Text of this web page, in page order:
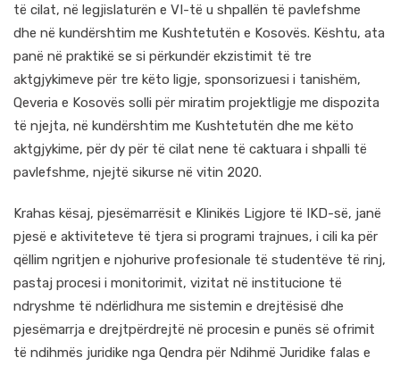
të cilat, në legjislaturën e VI-të u shpallën të pavlefshme
dhe në kundërshtim me Kushtetutën e Kosovës. Kështu, ata
panë në praktikë se si përkundër ekzistimit të tre
aktgjykimeve për tre këto ligje, sponsorizuesi i tanishëm,
Qeveria e Kosovës solli për miratim projektligje me dispozita
të njejta, në kundërshtim me Kushtetutën dhe me këto
aktgjykime, për dy për të cilat nene të caktuara i shpalli të
pavlefshme, njejtë sikurse në vitin 2020.
Krahas kësaj, pjesëmarrësit e Klinikës Ligjore të IKD-së, janë
pjesë e aktiviteteve të tjera si programi trajnues, i cili ka për
qëllim ngritjen e njohurive profesionale të studentëve të rinj,
pastaj procesi i monitorimit, vizitat në institucione të
ndryshme të ndërlidhura me sistemin e drejtësisë dhe
pjesëmarrja e drejtpërdrejtë në procesin e punës së ofrimit
të ndihmës juridike nga Qendra për Ndihmë Juridike falas e